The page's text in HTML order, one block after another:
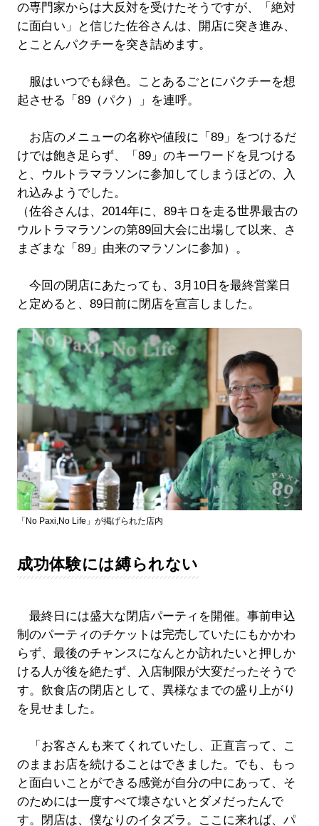
の専門家からは大反対を受けたそうですが、「絶対
に面白い」と信じた佐谷さんは、開店に突き進み、
とことんパクチーを突き詰めます。
服はいつでも緑色。ことあるごとにパクチーを想
起させる「89（パク）」を連呼。
お店のメニューの名称や値段に「89」をつけるだ
けでは飽き足らず、「89」のキーワードを見つける
と、ウルトラマラソンに参加してしまうほどの、入
れ込みようでした。
（佐谷さんは、2014年に、89キロを走る世界最古の
ウルトラマラソンの第89回大会に出場して以来、さ
まざまな「89」由来のマラソンに参加）。
今回の閉店にあたっても、3月10日を最終営業日
と定めると、89日前に閉店を宣言しました。
「No Paxi,No Life」が掲げられた店内
成功体験には縛られない
最終日には盛大な閉店パーティを開催。事前申込
制のパーティのチケットは完売していたにもかかわ
らず、最後のチャンスになんとか訪れたいと押しか
ける人が後を絶たず、入店制限が大変だったそうで
す。飲食店の閉店として、異様なまでの盛り上がり
を見せました。
「お客さんも来てくれていたし、正直言って、こ
のままお店を続けることはできました。でも、もっ
と面白いことができる感覚が自分の中にあって、そ
のためには一度すべて壊さないとダメだったんで
す。閉店は、僕なりのイタズラ。ここに来れば、パ